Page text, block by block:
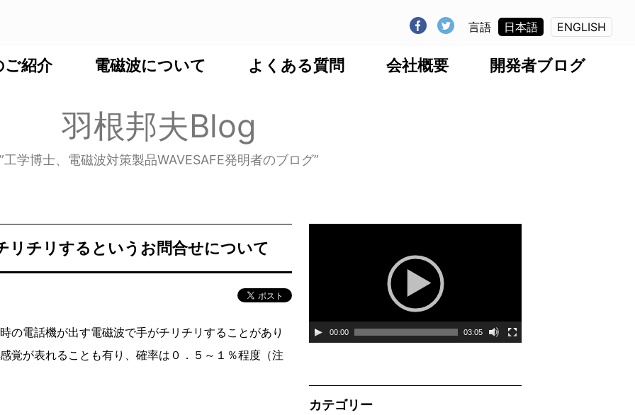
言語 日本語 ENGLISH
ご紹介 電磁波について よくある質問 会社概要 開発者ブログ
羽根邦夫Blog
工学博士、電磁波対策製品WAVESAFE発明者のブログ”
リチリするというお問合せについて
の電話機が出す電磁波で手がチリチリすることがあり
覚が表れることも有り、確率は０．５～１％程度（注
ー
00:00 03:05
カテゴリー